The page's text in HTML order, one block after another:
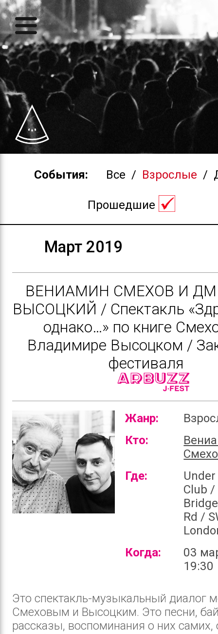
События: Все / Взрослые /
Прошедшие
Март 2019
ВЕНИАМИН СМЕХОВ И
ВЫСОЦКИЙ / Спектакль
однако…» по книге
Владимире Высоцком /
фестиваля
Жанр:
Кто:
Где:
Club
Rd /
Когда:
03
19:30
Это спектакль-музыкальный диалог
Смеховым и Высоцким. Это песни,
рассказы, воспоминания о них самих,